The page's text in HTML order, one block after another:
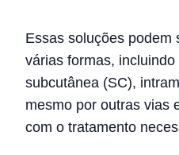
Essas soluções podem
várias formas,
subcutânea (SC),
mesmo por outras vias
com o tratamento